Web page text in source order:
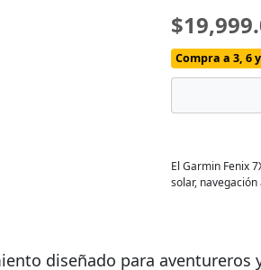
Compra a 3, 6
El Garmin Fenix
solar,
diseñado para